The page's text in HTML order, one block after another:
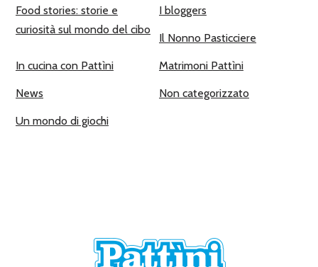
Food stories: storie e
curiosità sul mondo del cibo
I bloggers
Il Nonno Pasticciere
In cucina con Pattìni Matrimoni Pattìni
News Non categorizzato
Un mondo di giochi